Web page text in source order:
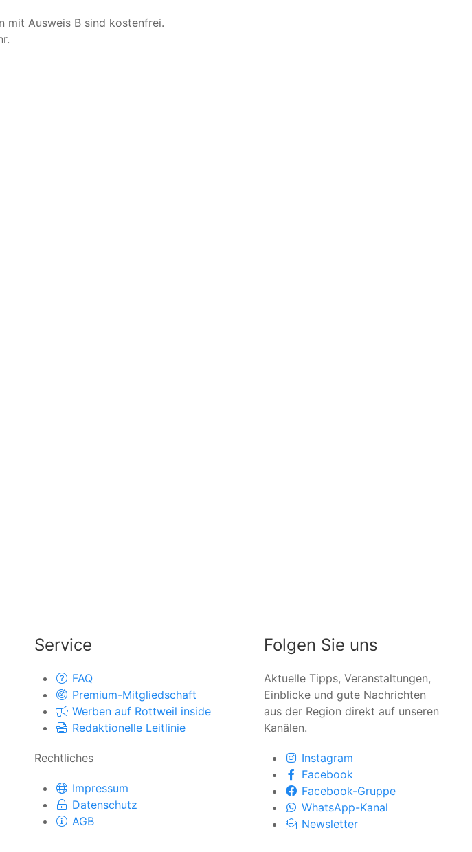
mit Ausweis B sind kostenfrei.
Service
FAQ
Premium-Mitgliedschaft
Werben auf Rottweil inside
Redaktionelle Leitlinie
Rechtliches
Impressum
Datenschutz
AGB
Folgen Sie uns
Aktuelle Tipps, Veranstaltungen,
Einblicke und gute Nachrichten
aus der Region direkt auf unseren
Kanälen.
Instagram
Facebook
Facebook-Gruppe
WhatsApp-Kanal
Newsletter